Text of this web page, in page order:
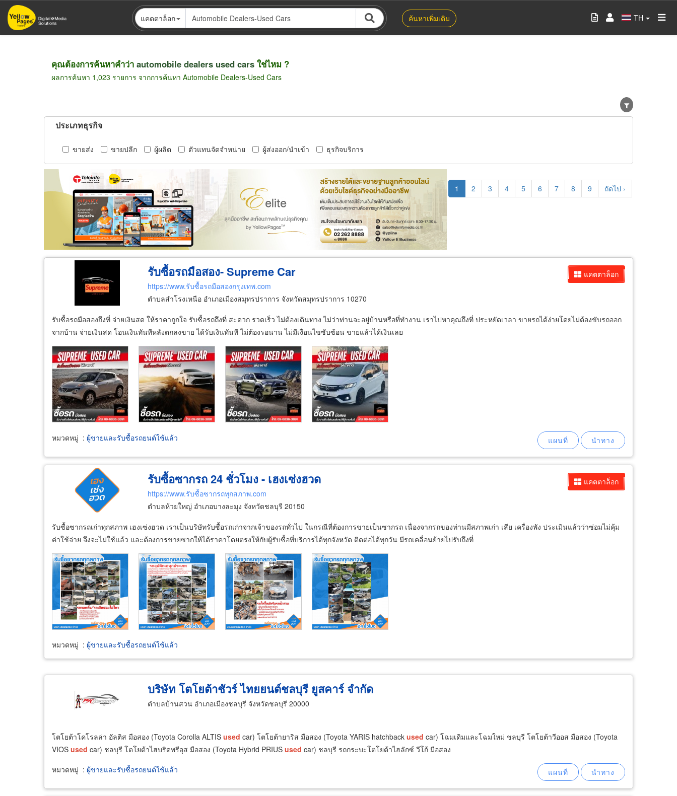
ข้าม
ไป
แคตตาล็อก ค้นหาเพิ่มเติม TH
คุณต้องการค้นหาคำว่า automobile dealers used cars ใช่ไหม ?
ผลการค้นหา 1,023 รายการ จากการค้นหา Automobile Dealers-Used Cars
ประเภทธุรกิจ
ขายส่ง ขายปลีก ผู้ผลิต ตัวแทนจัดจำหน่าย ผู้ส่งออก/นำเข้า ธุรกิจบริการ
แคตตาล็อก
รับซื้อรถมือสอง- Supreme Car
https://www.รับซื้อรถมือสองกรุงเทพ.com
ตำบลสำโรงเหนือ อำเภอเมืองสมุทรปราการ จังหวัดสมุทรปราการ 10270
รับซื้อรถมือสองถึงที่ จ่ายเงินสด ให้ราคาถูกใจ รับซื้อรถถึงที่ สะดวก รวดเร็ว ไม่ต้องเดินทาง ไม่ว่าท่านจะอยู่บ้านหรือที่ทำงาน เราไปหาคุณถึงที่ ประหยัดเวลา ขายรถได้ง่ายโดยไม่ต้องขับรถออก
จากบ้าน จ่ายเงินสด โอนเงินทันทีหลังตกลงขาย ได้รับเงินทันที ไม่ต้องรอนาน ไม่มีเงื่อนไขซับซ้อน ขายแล้วได้เงินเลย
หมวดหมู่ : ผู้ขายและรับซื้อรถยนต์ใช้แล้ว
แคตตาล็อก
รับซื้อซากรถ 24 ชั่วโมง - เฮงเซ่งฮวด
https://www.รับซื้อซากรถทุกสภาพ.com
ตำบลห้วยใหญ่ อำเภอบางละมุง จังหวัดชลบุรี 20150
รับซื้อซากรถเก่าทุกสภาพ เฮงเซ่งฮวด เราเป็นบริษัทรับซื้อรถเก่าจากเจ้าของรถทั่วไป ในกรณีที่ต้องการขายเป็นซากรถ เนื่องจากรถของท่านมีสภาพเก่า เสีย เครื่องพัง ประเมินแล้วว่าซ่อมไม่คุ้ม
ค่าใช้จ่าย จึงจะไม่ใช้แล้ว และต้องการขายซากให้ได้ราคาโดยตรงให้กับผู้รับซื้อที่บริการได้ทุกจังหวัด ติดต่อได้ทุกวัน มีรถเคลื่อนย้ายไปรับถึงที่
หมวดหมู่ : ผู้ขายและรับซื้อรถยนต์ใช้แล้ว
บริษัท โตโยต้าชัวร์ ไทยยนต์ชลบุรี ยูสคาร์ จำกัด
ตำบลบ้านสวน อำเภอเมืองชลบุรี จังหวัดชลบุรี 20000
โตโยต้าโคโรลล่า อัลติส มือสอง (Toyota Corolla ALTIS used car) โตโยต้ายาริส มือสอง (Toyota YARIS hatchback used car) โฉมเดิมและโฉมใหม่ ชลบุรี โตโยต้าวีออส มือสอง (Toyota
VIOS used car) ชลบุรี โตโยต้าไฮบริดพรีอุส มือสอง (Toyota Hybrid PRIUS used car) ชลบุรี รถกระบะโตโยต้าไฮลักซ์ วีโก้ มือสอง
หมวดหมู่ : ผู้ขายและรับซื้อรถยนต์ใช้แล้ว
Pagination
Current
page
1 Page
2 Page
3 Page
4 Page
5 Page
6 Page
7 Page
8 Page
9
Next
page
ถัดไป ›